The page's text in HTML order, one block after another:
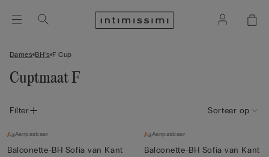
Dames BH's F Cup
Cuptmaat F
Filter Sorteer op
Aanpasbaar
Balconette-BH Sofia van Kant
Aanpasbaar
Balconette-BH Sofia van Kant